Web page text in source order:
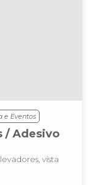
e Eventos
/ Adesivo
vista